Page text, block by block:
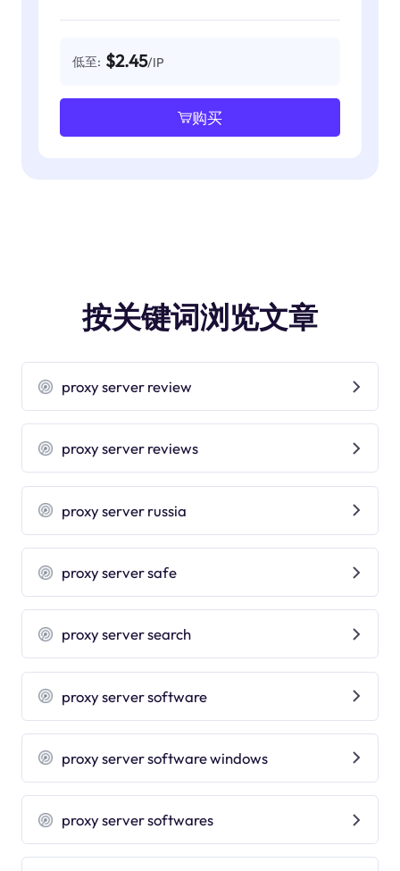
低至: $2.45/IP
购买
按关键词浏览文章
proxy server review
proxy server reviews
proxy server russia
proxy server safe
proxy server search
proxy server software
proxy server software windows
proxy server softwares